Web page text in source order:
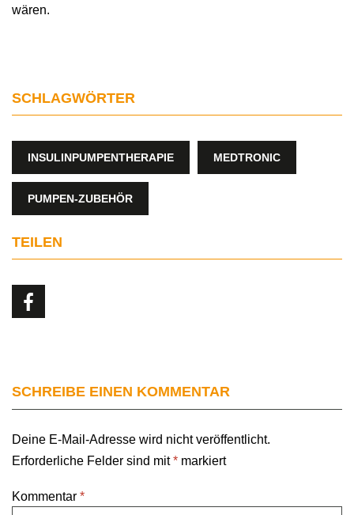
wären.
SCHLAGWÖRTER
INSULINPUMPENTHERAPIE MEDTRONIC
PUMPEN-ZUBEHÖR
TEILEN
SCHREIBE EINEN KOMMENTAR
Deine E-Mail-Adresse wird nicht veröffentlicht.
Erforderliche Felder sind mit* markiert
Kommentar *